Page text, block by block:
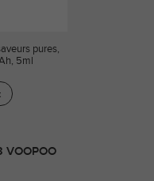
pures,
5ml
VOOPOO